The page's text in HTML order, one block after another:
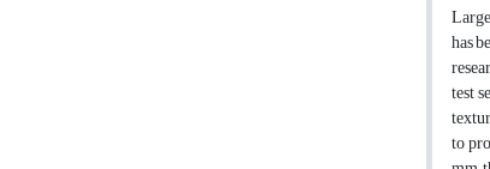
has
test
to